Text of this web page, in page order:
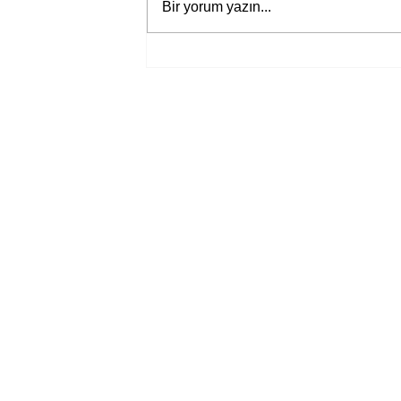
Bir yorum yazın...